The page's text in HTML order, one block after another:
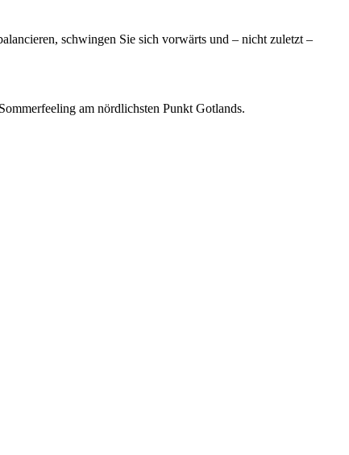
schwingen Sie sich vorwärts und – nicht zuletzt –
am nördlichsten Punkt Gotlands.